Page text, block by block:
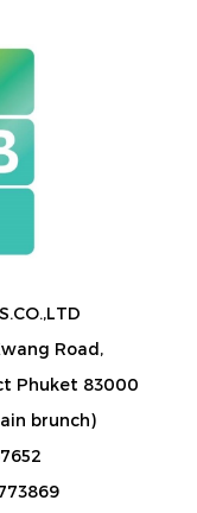
Road,
Phuket 83000
brunch)